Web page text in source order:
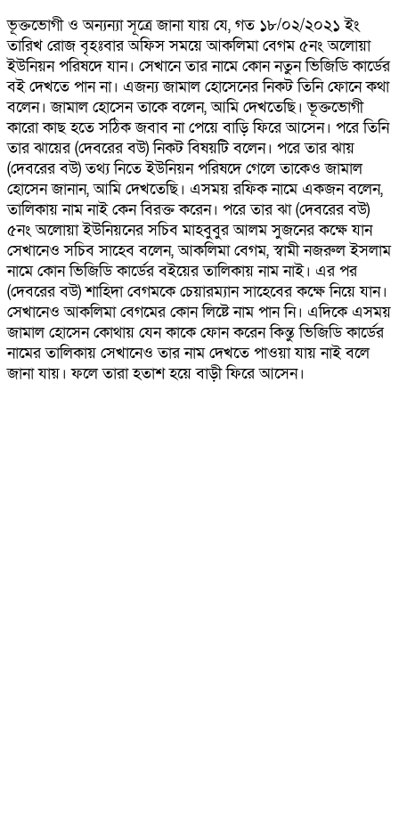
ভূক্তভোগী ও অন্যন্যা সূত্রে জানা যায় যে, গত ১৮/০২/২০২১ ইং
তারিখ রোজ বৃহঃবার অফিস সময়ে আকলিমা বেগম ৫নং অলোয়া
ইউনিয়ন পরিষদে যান। সেখানে তার নামে কোন নতুন ভিজিডি কার্ডের
বই দেখতে পান না। এজন্য জামাল হোসেনের নিকট তিনি ফোনে কথা
বলেন। জামাল হোসেন তাকে বলেন, আমি দেখতেছি। ভূক্তভোগী
কারো কাছ হতে সঠিক জবাব না পেয়ে বাড়ি ফিরে আসেন। পরে তিনি
তার ঝায়ের (দেবরের বউ) নিকট বিষয়টি বলেন। পরে তার ঝায়
(দেবরের বউ) তথ্য নিতে ইউনিয়ন পরিষদে গেলে তাকেও জামাল
হোসেন জানান, আমি দেখতেছি। এসময় রফিক নামে একজন বলেন,
তালিকায় নাম নাই কেন বিরক্ত করেন। পরে তার ঝা (দেবরের বউ)
৫নং অলোয়া ইউনিয়নের সচিব মাহবুবুর আলম সুজনের কক্ষে যান
সেখানেও সচিব সাহেব বলেন‌, আকলিমা বেগম, স্বামী নজরুল ইসলাম
নামে কোন ভিজিডি কার্ডের বইয়ের তালিকায় নাম নাই। এর পর
(দেবরের বউ) শাহিদা বেগমকে চেয়ারম্যান সাহেবের কক্ষে নিয়ে যান।
সেখানেও আকলিমা বেগমের কোন লিষ্টে নাম পান নি। এদিকে এসময়
জামাল হোসেন কোথায় যেন কাকে ফোন করেন কিন্তু ভিজিডি কার্ডের
নামের তালিকায় সেখানেও তার নাম দেখতে পাওয়া যায় নাই বলে
জানা যায়। ফলে তারা হতাশ হয়ে বাড়ী ফিরে আসেন।